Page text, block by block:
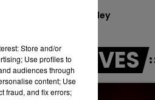
LA TEAM DE L'ÉTÉ
Bob Marley
LES LIVES
Store and/or
Use profiles to
audiences through
content; Use
fraud, and fix errors;